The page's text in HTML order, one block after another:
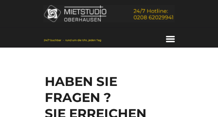
HABEN SIE
FRAGEN ?
SIE ERREICHEN